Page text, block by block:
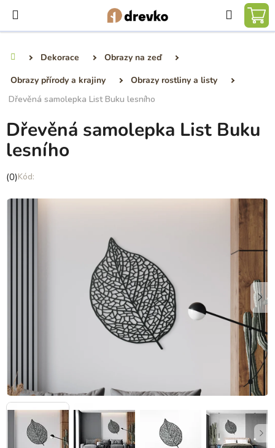
obsah
Hledat
Dekorace
Obrazy na zeď
Obrazy přírody a krajiny
Obrazy rostliny a listy
Dřevěná samolepka List Buku lesního
Dřevěná samolepka List Buku
lesního
Průměrné
produktu
(0)